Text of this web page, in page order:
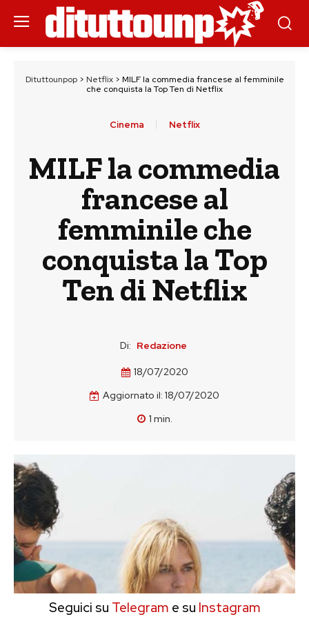
Dituttounpop> Netflix> MILF la commedia francese al femminile
che conquista la Top Ten di Netflix
Cinema Netflix
MILF la commedia
francese al
femminile che
conquista la Top
Ten di Netflix
Di: Redazione
18/07/2020
Aggiornato il: 18/07/2020
1 min.
Seguici su Telegram e su Instagram